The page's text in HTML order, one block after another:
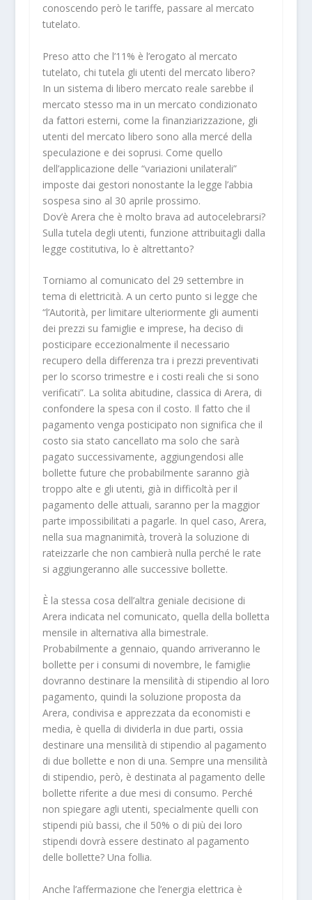
conoscendo però le tariffe, passare al mercato
tutelato.
Preso atto che l’11% è l’erogato al mercato
tutelato, chi tutela gli utenti del mercato libero?
In un sistema di libero mercato reale sarebbe il
mercato stesso ma in un mercato condizionato
da fattori esterni, come la finanziarizzazione, gli
utenti del mercato libero sono alla mercé della
speculazione e dei soprusi. Come quello
dell’applicazione delle “variazioni unilaterali”
imposte dai gestori nonostante la legge l’abbia
sospesa sino al 30 aprile prossimo.
Dov’è Arera che è molto brava ad autocelebrarsi?
Sulla tutela degli utenti, funzione attribuitagli dalla
legge costitutiva, lo è altrettanto?
Torniamo al comunicato del 29 settembre in
tema di elettricità. A un certo punto si legge che
“l’Autorità, per limitare ulteriormente gli aumenti
dei prezzi su famiglie e imprese, ha deciso di
posticipare eccezionalmente il necessario
recupero della differenza tra i prezzi preventivati
per lo scorso trimestre e i costi reali che si sono
verificati”. La solita abitudine, classica di Arera, di
confondere la spesa con il costo. Il fatto che il
pagamento venga posticipato non significa che il
costo sia stato cancellato ma solo che sarà
pagato successivamente, aggiungendosi alle
bollette future che probabilmente saranno già
troppo alte e gli utenti, già in difficoltà per il
pagamento delle attuali, saranno per la maggior
parte impossibilitati a pagarle. In quel caso, Arera,
nella sua magnanimità, troverà la soluzione di
rateizzarle che non cambierà nulla perché le rate
si aggiungeranno alle successive bollette.
È la stessa cosa dell’altra geniale decisione di
Arera indicata nel comunicato, quella della bolletta
mensile in alternativa alla bimestrale.
Probabilmente a gennaio, quando arriveranno le
bollette per i consumi di novembre, le famiglie
dovranno destinare la mensilità di stipendio al loro
pagamento, quindi la soluzione proposta da
Arera, condivisa e apprezzata da economisti e
media, è quella di dividerla in due parti, ossia
destinare una mensilità di stipendio al pagamento
di due bollette e non di una. Sempre una mensilità
di stipendio, però, è destinata al pagamento delle
bollette riferite a due mesi di consumo. Perché
non spiegare agli utenti, specialmente quelli con
stipendi più bassi, che il 50% o di più dei loro
stipendi dovrà essere destinato al pagamento
delle bollette? Una follia.
Anche l’affermazione che l’energia elettrica è